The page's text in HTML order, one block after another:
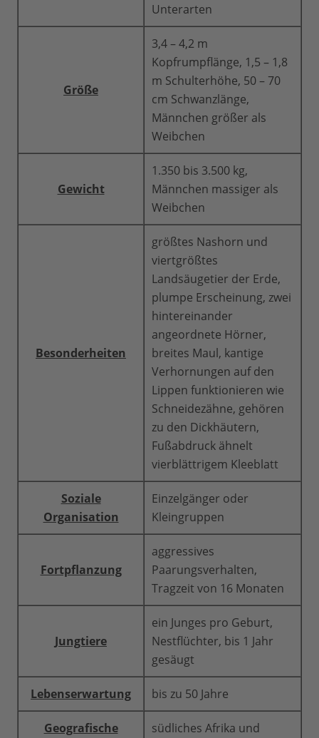
Unterarten
Größe
3,4 – 4,2 m
Kopfrumpflänge, 1,5 – 1,8
m Schulterhöhe, 50 – 70
cm Schwanzlänge,
Männchen größer als
Weibchen
Gewicht
1.350 bis 3.500 kg,
Männchen massiger als
Weibchen
Besonderheiten
größtes Nashorn und
viertgrößtes
Landsäugetier der Erde,
plumpe Erscheinung, zwei
hintereinander
angeordnete Hörner,
breites Maul, kantige
Verhornungen auf den
Lippen funktionieren wie
Schneidezähne, gehören
zu den Dickhäutern,
Fußabdruck ähnelt
vierblättrigem Kleeblatt
Soziale
Organisation
Einzelgänger oder
Kleingruppen
Fortpflanzung
aggressives
Paarungsverhalten,
Tragzeit von 16 Monaten
Jungtiere
ein Junges pro Geburt,
Nestflüchter, bis 1 Jahr
gesäugt
Lebenserwartung bis zu 50 Jahre
Geografische
südliches Afrika und